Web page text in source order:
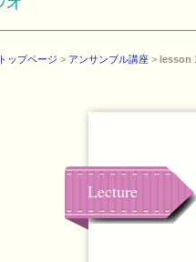
トップページ > アンサンブル講座 > lesson
Lecture